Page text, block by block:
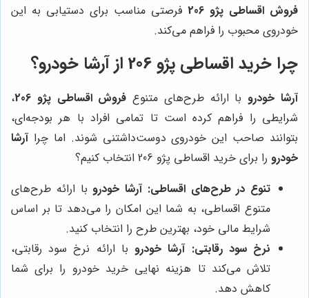
فروش اقساطی پژو 206
فرصتی مناسب برای دستیابی به این
خودروی محبوب را فراهم می‌کند.
چرا خرید اقساطی پژو 206 از آرشا خودرو؟
آرشا خودرو با ارائه طرح‌های متنوع فروش اقساطی پژو 206
،
شرایطی را فراهم کرده است تا تمامی افراد با هر بودجه‌ای،
بتوانند صاحب این خودروی دوست‌داشتنی شوند. اما چراآرشا
خودرو را برای خرید اقساطی پژو 206 انتخاب کنیم؟
تنوع در طرح‌های اقساطی: آرشا خودرو با ارائه طرح‌های
متنوع اقساطی، به شما این امکان را می‌دهد تا بر اساس
شرایط مالی خود، بهترین طرح را انتخاب کنید.
نرخ سود رقابتی: آرشا خودرو با ارائه نرخ سود رقابتی،
تلاش می‌کند تا هزینه نهایی خرید خودرو را برای شما
کاهش دهد.